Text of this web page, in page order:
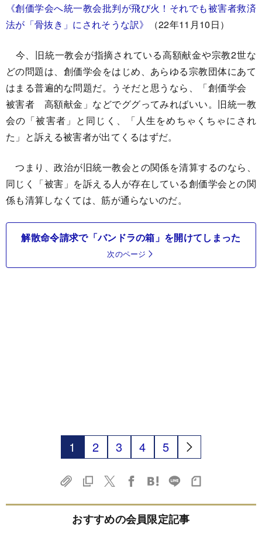
《創価学会へ統一教会批判が飛び火！それでも被害者救済
法が「骨抜き」にされそうな訳》
（22年11月10日）
今、旧統一教会が指摘されている高額献金や宗教2世な
どの問題は、創価学会をはじめ、あらゆる宗教団体にあて
はまる普遍的な問題だ。うそだと思うなら、「創価学会
被害者 高額献金」などでググってみればいい。旧統一教
会の「被害者」と同じく、「人生をめちゃくちゃにされ
た」と訴える被害者が出てくるはずだ。
つまり、政治が旧統一教会との関係を清算するのなら、
同じく「被害」を訴える人が存在している創価学会との関
係も清算しなくては、筋が通らないのだ。
解散命令請求で「バンドラの箱」を開けてしまった
次のページ
1 2 3 4 5
おすすめの会員限定記事